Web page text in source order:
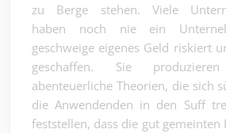
zu Berge stehen. Viele
haben noch nie ein
geschweige eigenes Geld riskiert
geschaffen. Sie
abenteuerliche Theorien, die sich
die Anwendenden in den Suff
feststellen, dass die gut gemeinten